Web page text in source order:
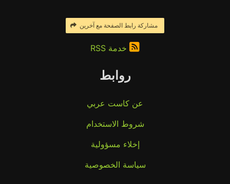
مشاركة رابط الصفحة مع آخرين
خدمة RSS
روابط
عن كاست عربي
شروط الاستخدام
إخلاء مسؤولية
سياسة الخصوصية